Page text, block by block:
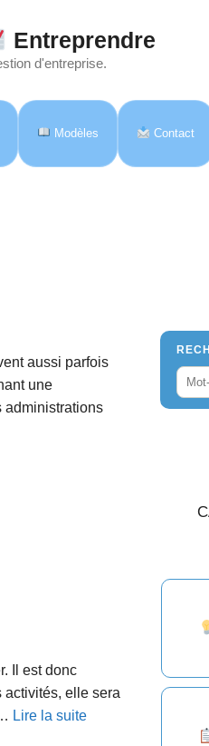
Entreprendre
d'entreprise.
Modèles Contact
aussi parfois
une
administrations
Il est donc
activités, elle sera
Lire la suite